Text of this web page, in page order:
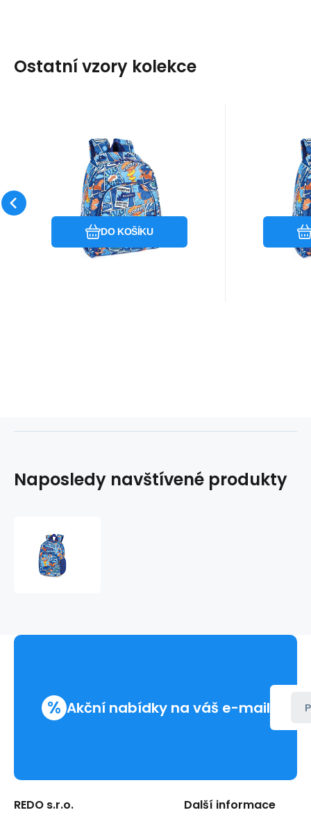
Ostatní vzory kolekce
Batůžek 9 l DINO 2
236328
Kód:236328
Záruka2 roky
695Kč
skladem
DO KOŠÍKU
Oblíbený
Porovnat
Naposledy navštívené produkty
% Akční nabídky na váš e-mail
REDO s.r.o. Další informace